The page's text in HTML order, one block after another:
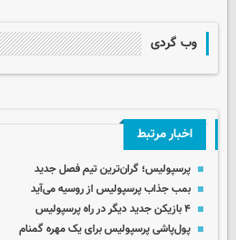
وب گردی
اخبار مرتبط
پرسپولیس؛ گران‌ترین تیم فصل جدید
بمب جذاب پرسپولیس از روسیه می‌آید
۴ بازیکن جدید دیگر در راه پرسپولیس
پول‌پاشی پرسپولیس برای یک مهره گمنام